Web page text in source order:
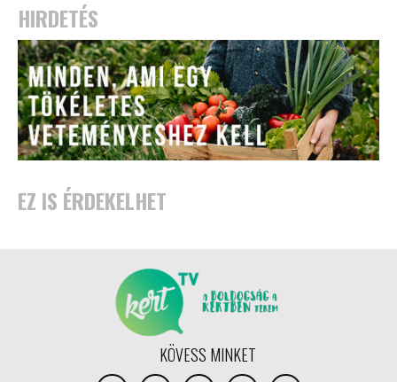
HIRDETÉS
EZ IS ÉRDEKELHET
KÖVESS MINKET